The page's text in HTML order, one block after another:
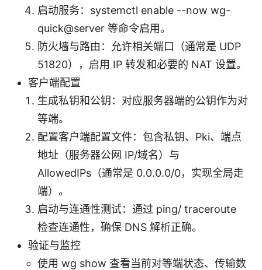
启动服务：systemctl enable --now wg-
quick@server 等命令启用。
防火墙与路由：允许相关端口（通常是 UDP
51820），启用 IP 转发和必要的 NAT 设置。
客户端配置
生成私钥和公钥：对应服务器端的公钥作为对
等端。
配置客户端配置文件：包含私钥、Pki、端点
地址（服务器公网 IP/域名）与
AllowedIPs（通常是 0.0.0.0/0，实现全局走
端）。
启动与连通性测试：通过 ping/ traceroute
检查连通性，确保 DNS 解析正确。
验证与监控
使用 wg show 查看当前对等端状态、传输数